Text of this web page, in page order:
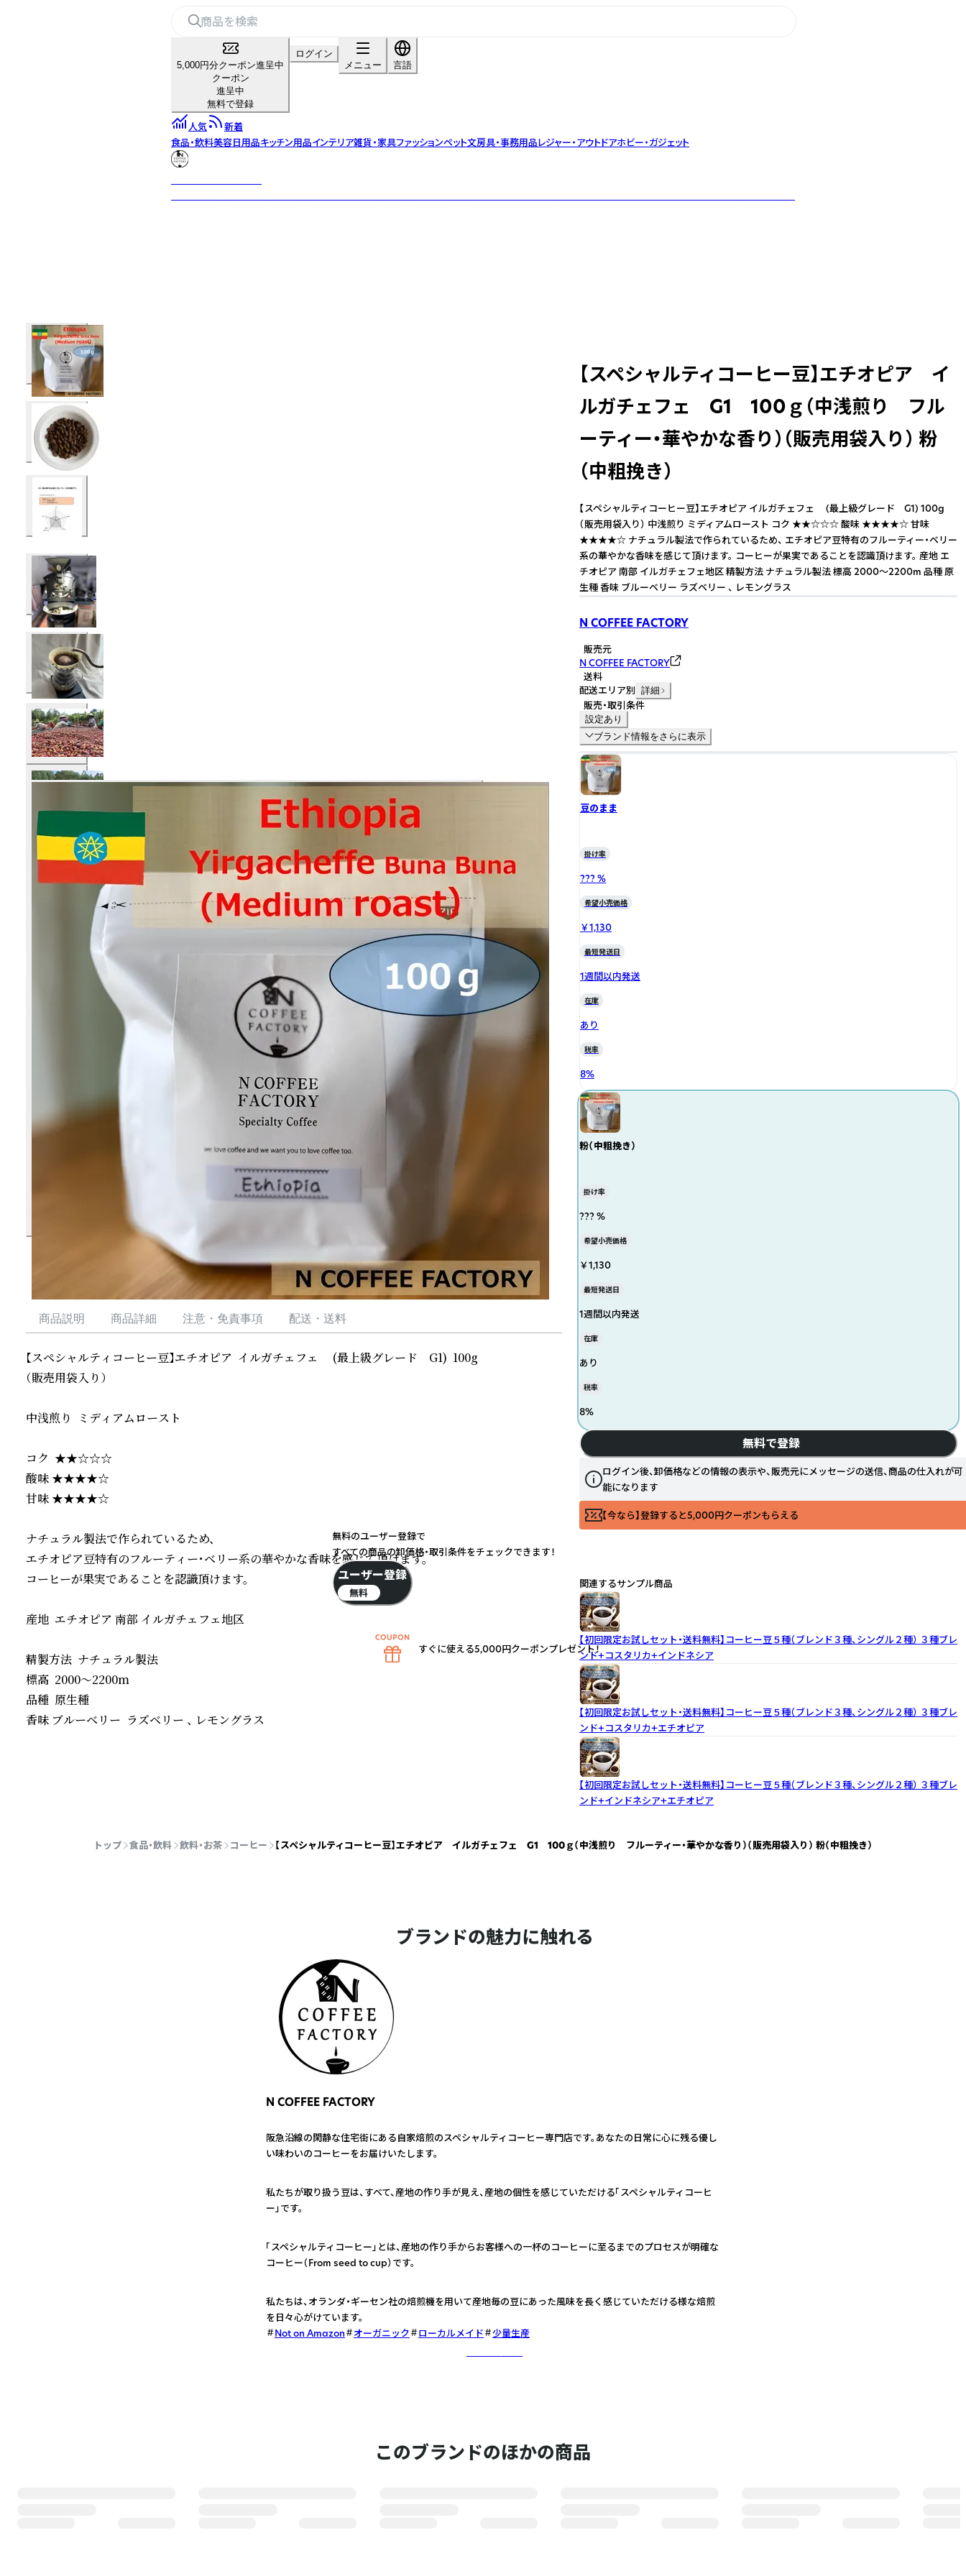
5,000円分クーポン進呈中
クーポン
進呈中
無料で登録
ログイン
メニュー
言語
人気
新着
食品・飲料美容日用品キッチン用品インテリア雑貨・家具ファッションペット文房具・事務用品レジャー・アウトドアホビー・ガジェット
商品説明 商品詳細 注意・免責事項 配送・送料
【スペシャルティコーヒー豆】エチオピア  イルガチェフェ　 (最上級グレード　G1)  100g
（販売用袋入り）
中浅煎り  ミディアムロースト
コク  ★★☆☆☆
酸味 ★★★★☆
甘味 ★★★★☆
ナチュラル製法で作られているため、
エチオピア豆特有のフルーティー・ベリー系の華やかな香味を感じて頂けます。
コーヒーが果実であることを認識頂けます。
産地  エチオピア 南部 イルガチェフェ地区
精製方法  ナチュラル製法
標高  2000～2200m
品種  原生種
香味 ブルーベリー  ラズベリー 、 レモングラス
【スペシャルティコーヒー豆】エチオピア イ
ルガチェフェ G1 100ｇ（中浅煎り フル
ーティー・華やかな香り）（販売用袋入り） 粉
（中粗挽き）
【スペシャルティコーヒー豆】エチオピア イルガチェフェ (最上級グレード G1) 100g
（販売用袋入り） 中浅煎り ミディアムロースト コク ★★☆☆☆ 酸味 ★★★★☆ 甘味
★★★★☆ ナチュラル製法で作られているため、 エチオピア豆特有のフルーティー・ベリー
系の華やかな香味を感じて頂けます。 コーヒーが果実であることを認識頂けます。 産地 エ
チオピア 南部 イルガチェフェ地区 精製方法 ナチュラル製法 標高 2000～2200m 品種 原
生種 香味 ブルーベリー ラズベリー 、 レモングラス
N COFFEE FACTORY
販売元
N COFFEE FACTORY
送料
配送エリア別 詳細
販売・取引条件
設定あり
ブランド情報をさらに表示
豆のまま
掛け率
??? %
希望小売価格
￥1,130
最短発送日
1週間以内発送
在庫
あり
税率
8%
粉（中粗挽き）
掛け率
??? %
希望小売価格
￥1,130
最短発送日
1週間以内発送
在庫
あり
税率
8%
無料で登録
ログイン後、卸価格などの情報の表示や、販売元にメッセージの送信、商品の仕入れが可
能になります
【今なら】登録すると5,000円クーポンもらえる
関連するサンプル商品
【初回限定お試しセット・送料無料】コーヒー豆５種（ブレンド３種、シングル２種） ３種ブレ
ンド+コスタリカ+インドネシア
【初回限定お試しセット・送料無料】コーヒー豆５種（ブレンド３種、シングル２種） ３種ブレ
ンド+コスタリカ+エチオピア
【初回限定お試しセット・送料無料】コーヒー豆５種（ブレンド３種、シングル２種） ３種ブレ
ンド+インドネシア+エチオピア
トップ 食品・飲料 飲料・お茶 コーヒー 【スペシャルティコーヒー豆】エチオピア イルガチェフェ G1 100ｇ（中浅煎り フルーティー・華やかな香り）（販売用袋入り） 粉（中粗挽き）
ブランドの魅力に触れる
N COFFEE FACTORY
阪急沿線の閑静な住宅街にある自家焙煎のスペシャルティコーヒー専門店です。あなたの日常に心に残る優し
い味わいのコーヒーをお届けいたします。
私たちが取り扱う豆は、すべて、産地の作り手が見え、産地の個性を感じていただける「スペシャルティコーヒ
ー」です。
「スペシャルティコーヒー」とは、産地の作り手からお客様への一杯のコーヒーに至るまでのプロセスが明確な
コーヒー（From seed to cup）です。
私たちは、オランダ・ギーセン社の焙煎機を用いて産地毎の豆にあった風味を長く感じていただける様な焙煎
を日々心がけています。
Not on Amazon
オーガニック ローカルメイド
少量生産
このブランドのほかの商品
無料のユーザー登録で
すべての商品の卸価格・取引条件をチェックできます！
ユーザー登録
無料
すぐに使える5,000円クーポンプレゼント！